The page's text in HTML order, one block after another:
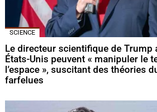
SCIENCE
Le directeur scientifique de Trump
États-Unis peuvent « manipuler le
l’espace », suscitant des théories
farfelues